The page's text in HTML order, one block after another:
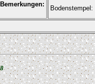
Bemerkungen:
Bodenstempel: